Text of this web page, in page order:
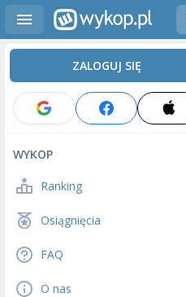
ZALOGUJ SIĘ
WYKOP
Ranking
Osiągnięcia
FAQ
O nas